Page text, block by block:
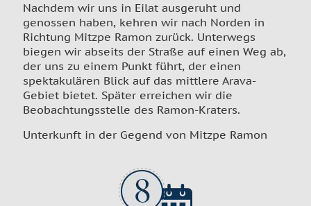
Nachdem wir uns in Eilat ausgeruht und
genossen haben, kehren wir nach Norden in
Richtung Mitzpe Ramon zurück. Unterwegs
biegen wir abseits der Straße auf einen Weg ab,
der uns zu einem Punkt führt, der einen
spektakulären Blick auf das mittlere Arava-
Gebiet bietet. Später erreichen wir die
Beobachtungsstelle des Ramon-Kraters.
Unterkunft in der Gegend von Mitzpe Ramon